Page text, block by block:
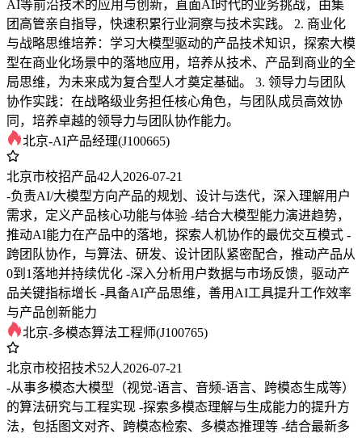
AI等前沿技术的应用与创新，直面AI时代的业务挑战，由集
团高管亲自指导，快速积累行业洞察与技术实践。 2. 商业化
与战略思维培养：学习大模型驱动的产品技术知识，探索大模
型在商业化场景中的落地应用，培养从技术、产品到商业的全
局思维，为未来成为复合型人才奠定基础。 3. 领导力与团队
协作实践：在战略级业务担任核心角色，与团队成员高效协
同，培养卓越的领导力与团队协作能力。
北京-AI产品经理(J100665)
北京市校招产品42人2026-07-21
-负责AI/大模型方向产品的规划、设计与迭代，深入理解用户
需求，定义产品核心功能与体验 -结合大模型能力演进趋势，
推动AI能力在产品中的落地，探索人机协作的最优交互模式 -
跨团队协作，与算法、研发、设计团队紧密配合，推动产品从
0到1落地并持续优化 -深入分析用户数据与市场反馈，驱动产
品关键指标增长 -具备AI产品思维，善用AI工具提升工作效率
与产品创新能力
北京-多模态算法工程师(J100765)
北京市校招技术52人2026-07-21
-从事多模态大模型（视觉-语言、音频-语言、跨模态生成等）
的算法研究与工程实现 -探索多模态理解与生成能力的提升方
法，包括图文对齐、跨模态检索、多模态推理等 -结合最新多